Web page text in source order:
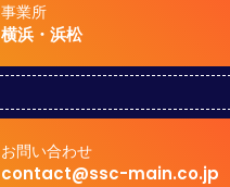
事業所
横浜・浜松
お問い合わせ
contact@ssc-main.co.jp